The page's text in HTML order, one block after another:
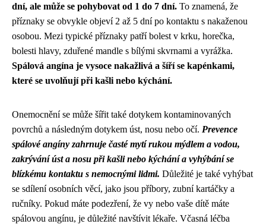
dní, ale může se pohybovat od 1 do 7 dní. To znamená, že
příznaky se obvykle objeví 2 až 5 dní po kontaktu s nakaženou
osobou. Mezi typické příznaky patří bolest v krku, horečka,
bolesti hlavy, zduřené mandle s bílými skvrnami a vyrážka.
Spálová angína je vysoce nakažlivá a šíří se kapénkami,
které se uvolňují při kašli nebo kýchání.
Onemocnění se může šířit také dotykem kontaminovaných
povrchů a následným dotykem úst, nosu nebo očí. Prevence
spálové angíny zahrnuje časté mytí rukou mýdlem a vodou,
zakrývání úst a nosu při kašli nebo kýchání a vyhýbání se
blízkému kontaktu s nemocnými lidmi. Důležité je také vyhýbat
se sdílení osobních věcí, jako jsou příbory, zubní kartáčky a
ručníky. Pokud máte podezření, že vy nebo vaše dítě máte
spálovou angínu, je důležité navštívit lékaře. Včasná léčba